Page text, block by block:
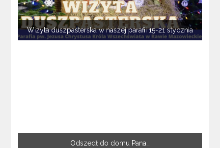
Wizyta duszpasterska w naszej parafii 15-21 stycznia
Odszedł do domu Pana…